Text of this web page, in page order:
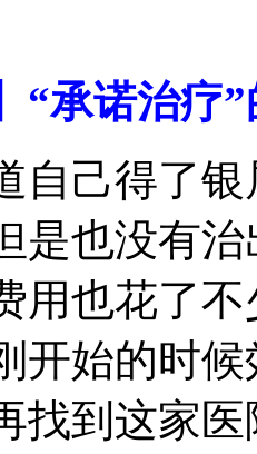
“承诺治疗
自己得了
是也没有
用也花了
开始的时
找到这家